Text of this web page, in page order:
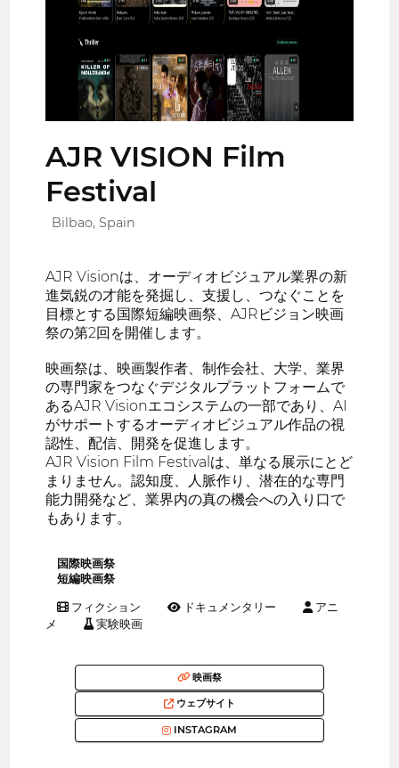
AJR VISION Film
Festival
Bilbao, Spain
AJR Visionは、オーディオビジュアル業界の新
進気鋭の才能を発掘し、支援し、つなぐことを
目標とする国際短編映画祭、AJRビジョン映画
祭の第2回を開催します。
映画祭は、映画製作者、制作会社、大学、業界
の専門家をつなぐデジタルプラットフォームで
あるAJR Visionエコシステムの一部であり、AI
がサポートするオーディオビジュアル作品の視
認性、配信、開発を促進します。
AJR Vision Film Festivalは、単なる展示にとど
まりません。認知度、人脈作り、潜在的な専門
能力開発など、業界内の真の機会への入り口で
もあります。
国際映画祭
短編映画祭
フィクション ドキュメンタリー
アニ
メ
実験映画
映画祭
ウェブサイト
INSTAGRAM